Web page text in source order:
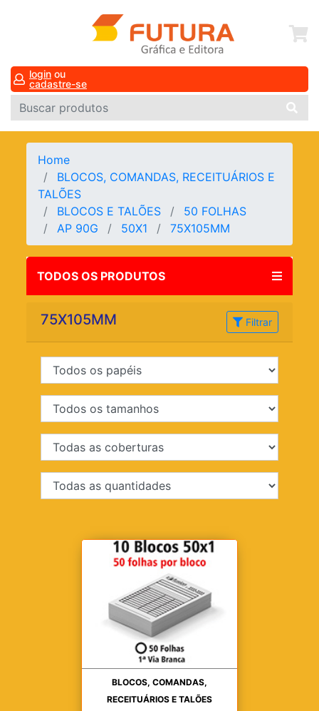
login ou
cadastre-se
Home
BLOCOS, COMANDAS, RECEITUÁRIOS E
TALÕES
BLOCOS E TALÕES
50 FOLHAS
AP 90G
50X1 75X105MM
TODOS OS PRODUTOS
75X105MM Filtrar
BLOCOS, COMANDAS,
RECEITUÁRIOS E TALÕES